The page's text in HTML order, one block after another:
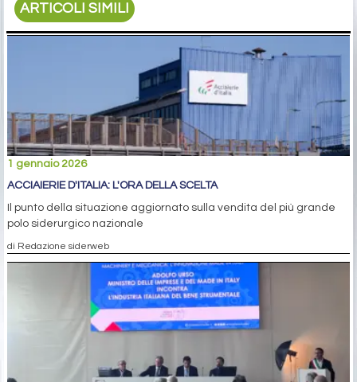
ARTICOLI SIMILI
1 gennaio 2026
ACCIAIERIE D'ITALIA: L'ORA DELLA SCELTA
Il punto della situazione aggiornato sulla vendita del più grande
polo siderurgico nazionale
di Redazione siderweb